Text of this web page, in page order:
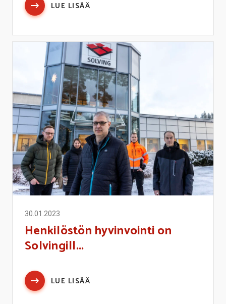
LUE LISÄÄ
30.01.2023
Henkilöstön hyvinvointi on
Solvingill...
LUE LISÄÄ